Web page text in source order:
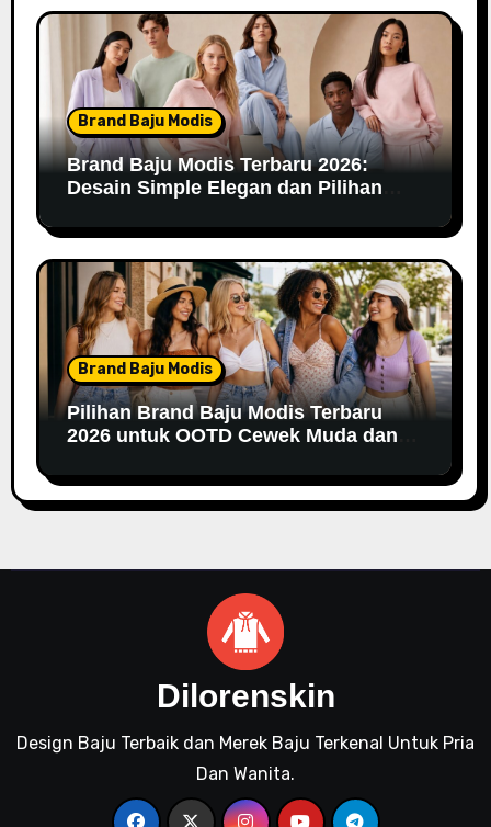
Brand Baju Modis
Brand Baju Modis Terbaru 2026:
Desain Simple Elegan dan Pilihan
Brand Baju Modis
Pilihan Brand Baju Modis Terbaru
2026 untuk OOTD Cewek Muda dan
Dilorenskin
Design Baju Terbaik dan Merek Baju Terkenal Untuk Pria
Dan Wanita.